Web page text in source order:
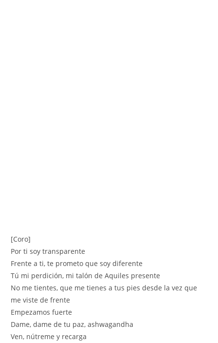
[Coro]
Por ti soy transparente
Frente a ti, te prometo que soy diferente
Tú mi perdición, mi talón de Aquiles presente
No me tientes, que me tienes a tus pies desde la vez que
me viste de frente
Empezamos fuerte
Dame, dame de tu paz, ashwagandha
Ven, nútreme y recarga